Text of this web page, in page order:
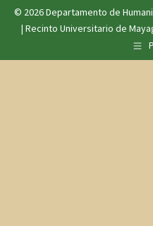
© 2026 Departamento de
| Recinto Universitario de